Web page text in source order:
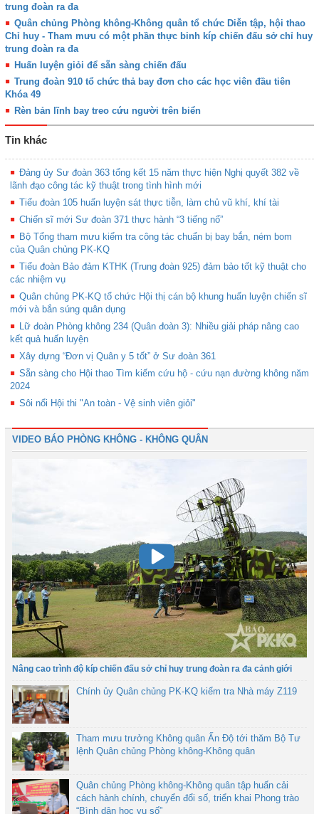
trung đoàn ra đa
Quân chủng Phòng không-Không quân tổ chức Diễn tập, hội thao
Chỉ huy - Tham mưu có một phần thực binh kíp chiến đấu sở chỉ huy
trung đoàn ra đa
Huấn luyện giỏi để sẵn sàng chiến đấu
Trung đoàn 910 tổ chức thả bay đơn cho các học viên đầu tiên
Khóa 49
Rèn bản lĩnh bay treo cứu người trên biển
Tin khác
Đảng ủy Sư đoàn 363 tổng kết 15 năm thực hiện Nghị quyết 382 về
lãnh đạo công tác kỹ thuật trong tình hình mới
Tiểu đoàn 105 huấn luyện sát thực tiễn, làm chủ vũ khí, khí tài
Chiến sĩ mới Sư đoàn 371 thực hành “3 tiếng nổ”
Bộ Tổng tham mưu kiểm tra công tác chuẩn bị bay bắn, ném bom
của Quân chủng PK-KQ
Tiểu đoàn Bảo đảm KTHK (Trung đoàn 925) đảm bảo tốt kỹ thuật cho
các nhiệm vụ
Quân chủng PK-KQ tổ chức Hội thị cán bộ khung huấn luyện chiến sĩ
mới và bắn súng quân dụng
Lữ đoàn Phòng không 234 (Quân đoàn 3): Nhiều giải pháp nâng cao
kết quả huấn luyện
Xây dựng “Đơn vị Quân y 5 tốt” ở Sư đoàn 361
Sẵn sàng cho Hội thao Tìm kiếm cứu hộ - cứu nạn đường không năm
2024
Sôi nổi Hội thi "An toàn - Vệ sinh viên giỏi"
VIDEO BÁO PHÒNG KHÔNG - KHÔNG QUÂN
Nâng cao trình độ kíp chiến đấu sở chỉ huy trung đoàn ra đa cảnh giới
Chính ủy Quân chủng PK-KQ kiểm tra Nhà máy Z119
Tham mưu trưởng Không quân Ấn Độ tới thăm Bộ Tư
lệnh Quân chủng Phòng không-Không quân
Quân chủng Phòng không-Không quân tập huấn cải
cách hành chính, chuyển đổi số, triển khai Phong trào
“Bình dân học vụ số”